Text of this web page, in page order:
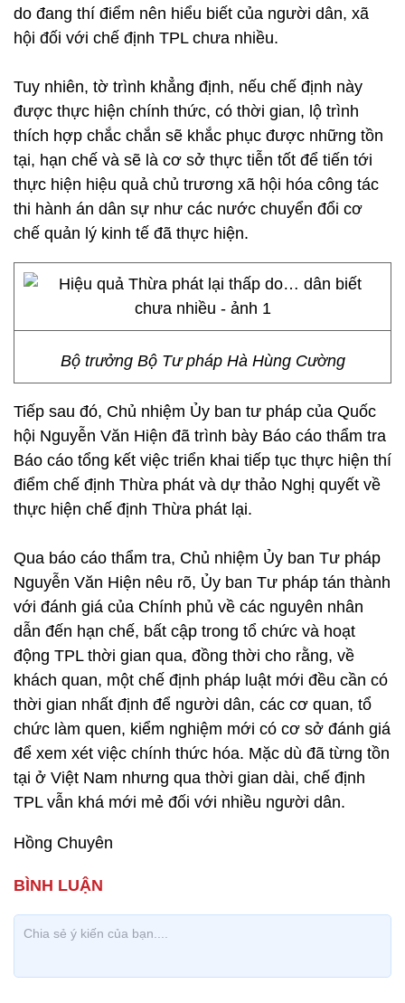
do đang thí điểm nên hiểu biết của người dân, xã
hội đối với chế định TPL chưa nhiều.
Tuy nhiên, tờ trình khẳng định, nếu chế định này
được thực hiện chính thức, có thời gian, lộ trình
thích hợp chắc chắn sẽ khắc phục được những tồn
tại, hạn chế và sẽ là cơ sở thực tiễn tốt để tiến tới
thực hiện hiệu quả chủ trương xã hội hóa công tác
thi hành án dân sự như các nước chuyển đổi cơ
chế quản lý kinh tế đã thực hiện.
Bộ trưởng Bộ Tư pháp Hà Hùng Cường
Tiếp sau đó, Chủ nhiệm Ủy ban tư pháp của Quốc
hội Nguyễn Văn Hiện đã trình bày Báo cáo thẩm tra
Báo cáo tổng kết việc triển khai tiếp tục thực hiện thí
điểm chế định Thừa phát và dự thảo Nghị quyết về
thực hiện chế định Thừa phát lại.
Qua báo cáo thẩm tra, Chủ nhiệm Ủy ban Tư pháp
Nguyễn Văn Hiện nêu rõ, Ủy ban Tư pháp tán thành
với đánh giá của Chính phủ về các nguyên nhân
dẫn đến hạn chế, bất cập trong tổ chức và hoạt
động TPL thời gian qua, đồng thời cho rằng, về
khách quan, một chế định pháp luật mới đều cần có
thời gian nhất định để người dân, các cơ quan, tổ
chức làm quen, kiểm nghiệm mới có cơ sở đánh giá
để xem xét việc chính thức hóa. Mặc dù đã từng tồn
tại ở Việt Nam nhưng qua thời gian dài, chế định
TPL vẫn khá mới mẻ đối với nhiều người dân.
Hồng Chuyên